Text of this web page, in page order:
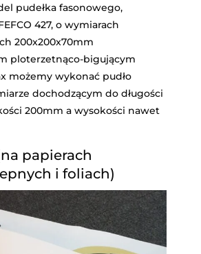
pudełka fasonowego,
427, o wymiarach
200x200x70mm
ploterzetnąco-bigującym
możemy wykonać pudło
dochodzącym do długości
200mm a wysokości nawet
papierach
i foliach)